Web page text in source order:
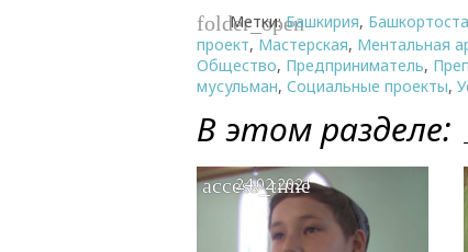
folder_open
Метки:Башкирия,
проект, Мастерская, Ментальная
Общество, Предприниматель,
мусульман, Социальные проекты,
В этом разделе:
access_time
24.02.2021